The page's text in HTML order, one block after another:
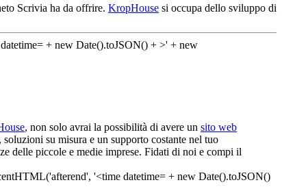
Scrivia ha da offrire. KropHouse si occupa dello sviluppo di
, non solo avrai la possibilità di avere un sito web
su misura e un supporto costante nel tuo
delle piccole e medie imprese. Fidati di noi e compi il